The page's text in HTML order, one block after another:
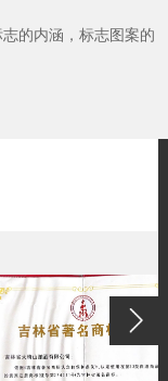
的内涵，标志图案的